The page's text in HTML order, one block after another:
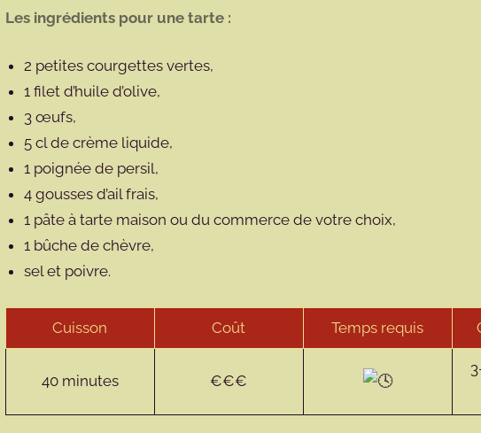
Les ingrédients pour une tarte :
2 petites courgettes vertes,
1 filet d’huile d’olive,
3 œufs,
5 cl de crème liquide,
1 poignée de persil,
4 gousses d’ail frais,
1 pâte à tarte maison ou du commerce de votre choix,
1 bûche de chèvre,
sel et poivre.
Cuisson Coût Temps requis
40 minutes €€€